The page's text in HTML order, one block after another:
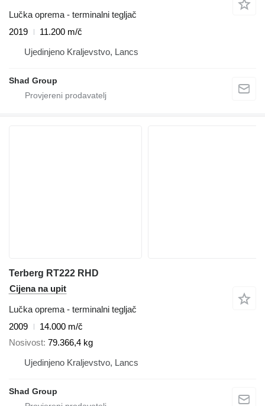
Lučka oprema - terminalni tegljač
2019
11.200 m/č
Ujedinjeno Kraljevstvo, Lancs
Shad Group
Terberg RT222 RHD
Cijena na upit
Lučka oprema - terminalni tegljač
2009
14.000 m/č
Nosivost 79.366,4 kg
Ujedinjeno Kraljevstvo, Lancs
Shad Group